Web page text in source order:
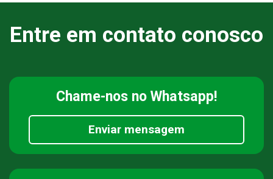
Entre em contato conosco
Chame-nos no Whatsapp!
Enviar mensagem